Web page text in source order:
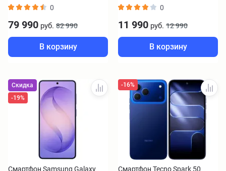
0
79 990 руб. 82 990
В корзину
0
11 990 руб. 12 990
В корзину
Скидка
-19%
Смартфон Samsung Galaxy
-16%
Смартфон Tecno Spark 50